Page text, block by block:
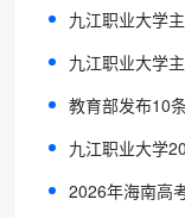
九江职业大学主办“江韵
九江职业大学主办“江韵
教育部发布10条
九江职业大学
2026年海南高